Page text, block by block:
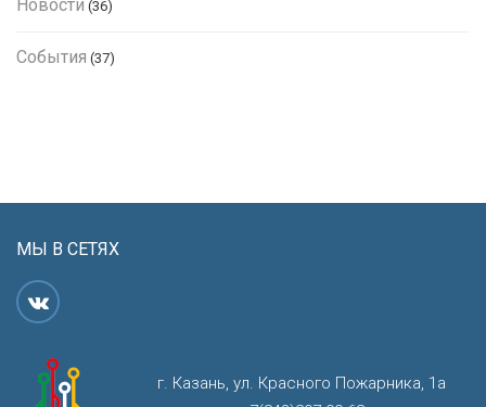
Новости (36)
События (37)
МЫ В СЕТЯХ
г. Казань, ул. Красного Пожарника, 1а